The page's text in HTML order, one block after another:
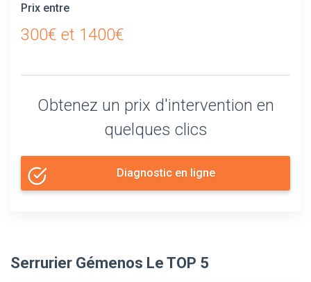
Prix entre
300€ et 1400€
Obtenez un prix d'intervention en
quelques clics
Diagnostic en ligne
Serrurier Gémenos Le TOP 5